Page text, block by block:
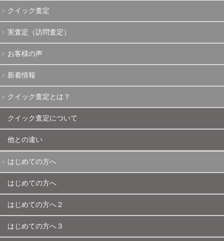
クイック査定
実査定（訪問査定）
お客様の声
新着情報
クイック査定とは？
クイック査定について
他との違い
はじめての方へ
はじめての方へ
はじめての方へ２
はじめての方へ３